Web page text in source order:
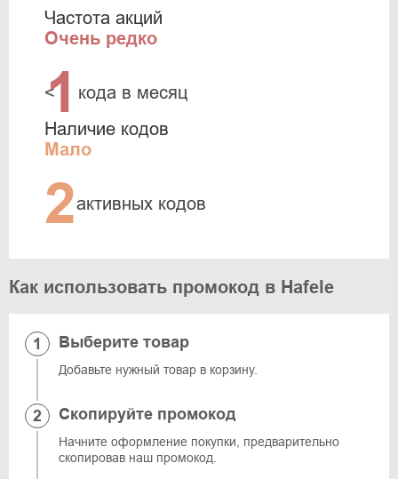
Частота акций
Очень редко
<
1 кода в месяц
Наличие кодов
Мало
2активных кодов
Как использовать промокод в Hafele
Выберите товар
Добавьте нужный товар в корзину.
Скопируйте промокод
Начните оформление покупки, предварительно
скопировав наш промокод.